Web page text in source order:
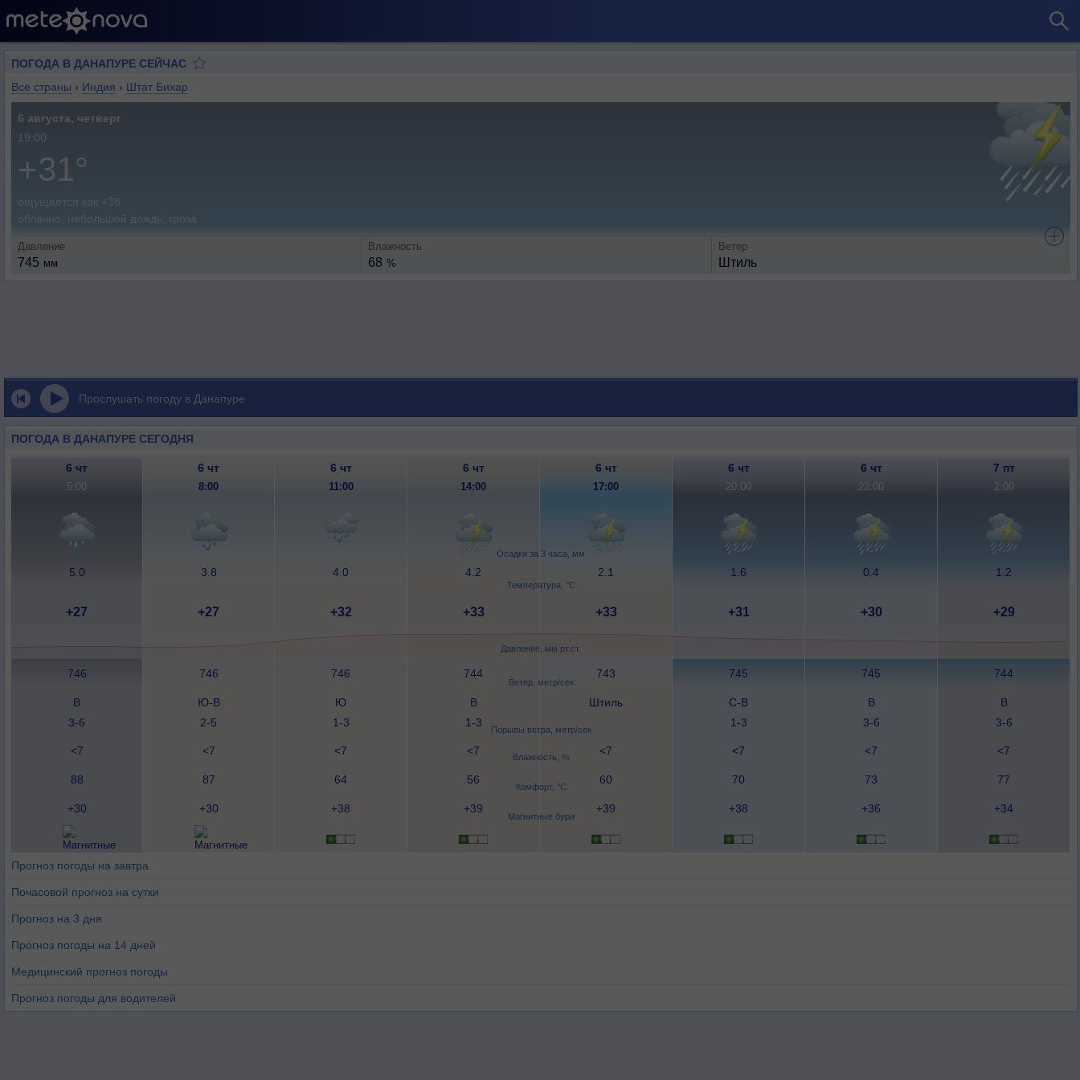
ПОГОДА В ДАНАПУРЕ СЕЙЧАС
Все страны › Индия › Штат Бихар
6 августа, четверг
19:00
+31°
ощущается как +38
облачно, небольшой дождь, гроза
Давление
745 мм
Влажность
68 %
Ветер
Штиль
Прослушать погоду в Данапуре
ПОГОДА В ДАНАПУРЕ СЕГОДНЯ
Осадки за 3 часа, мм
Температура, °C
Давление, мм рт.ст.
Ветер, метр/сек
Порывы ветра, метр/сек
Влажность, %
Комфорт, °C
Магнитные бури
6 чт 6 чт 6 чт 6 чт 6 чт 6 чт 6 чт 7 пт
5:00 8:00 11:00 14:00 17:00 20:00 23:00 2:00
5.0 3.8 4.0 4.2 2.1 1.6 0.4 1.2
+27 +27 +32 +33 +33 +31 +30 +29
746 746 746 744 743 745 745 744
В
3-6
Ю-В
2-5
Ю
1-3
В
1-3
Штиль
С-В
1-3
В
3-6
В
3-6
<7 <7 <7 <7 <7 <7 <7 <7
88 87 64 56 60 70 73 77
+30 +30 +38 +39 +39 +38 +36 +34
Прогноз погоды на завтра
Почасовой прогноз на сутки
Прогноз на 3 дня
Прогноз погоды на 14 дней
Медицинский прогноз погоды
Прогноз погоды для водителей